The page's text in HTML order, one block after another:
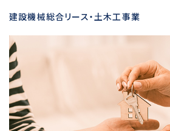
建設機械総合リース・土木工事業